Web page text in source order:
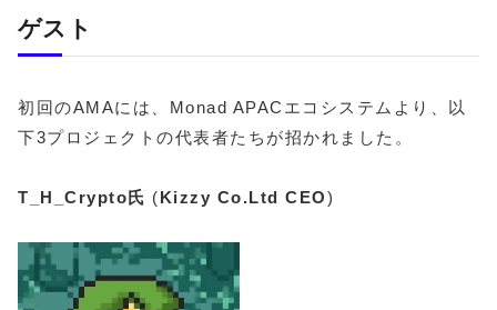
ゲスト
初回のAMAには、Monad APACエコシステムより、以
下3プロジェクトの代表者たちが招かれました。
T_H_Crypto氏 (Kizzy Co.Ltd CEO)